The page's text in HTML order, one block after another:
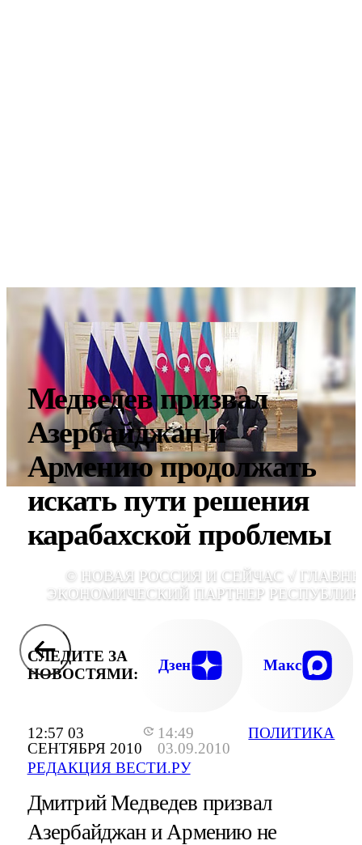
12:57 03
СЕНТЯБРЯ 2010
14:49
03.09.2010
РЕДАКЦИЯ ВЕСТИ.РУ
ПОЛИТИКА
Медведев призвал
Азербайджан и
Армению продолжать
искать пути решения
карабахской проблемы
© НОВАЯ РОССИЯ И СЕЙЧАС √
ЭКОНОМИЧЕСКИЙ ПАРТНЕР
СЛЕДИТЕ ЗА
НОВОСТЯМИ:
Дзен Макс
Дмитрий Медведев призвал
Азербайджан и Армению не